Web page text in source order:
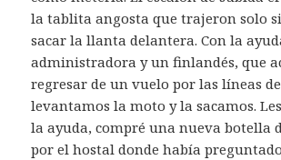
la tablita angosta que trajeron solo
sacar la llanta delantera. Con la
administradora y un finlandés, que
regresar de un vuelo por las líneas
levantamos la moto y la sacamos.
la ayuda, compré una nueva botella
por el hostal donde había